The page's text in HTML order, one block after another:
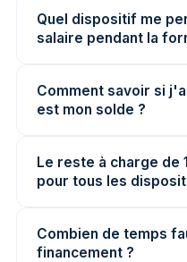
Quel dispositif me
salaire pendant la
Comment savoir si
est mon solde ?
Le reste à charge
pour tous les
Combien de temps
financement ?